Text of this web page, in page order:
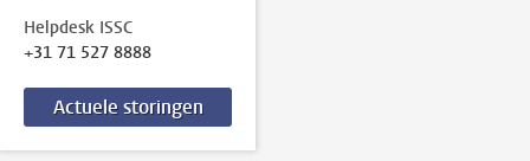
Helpdesk ISSC
+31 71 527 8888
Actuele storingen